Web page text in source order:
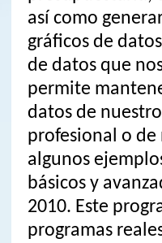
así como
gráficos de
de datos que
permite
datos de
profesional o
algunos
básicos y
2010. Este
programas